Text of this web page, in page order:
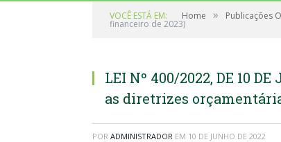
VOCÊ ESTÁ EM: Home » Publicações
financeiro de 2023)
LEI Nº 400/2022, DE 10
as diretrizes
POR ADMINISTRADOR EM 10 DE JUNHO DE 2022